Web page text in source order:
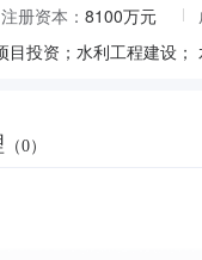
注册资本： 8100万元
（0）